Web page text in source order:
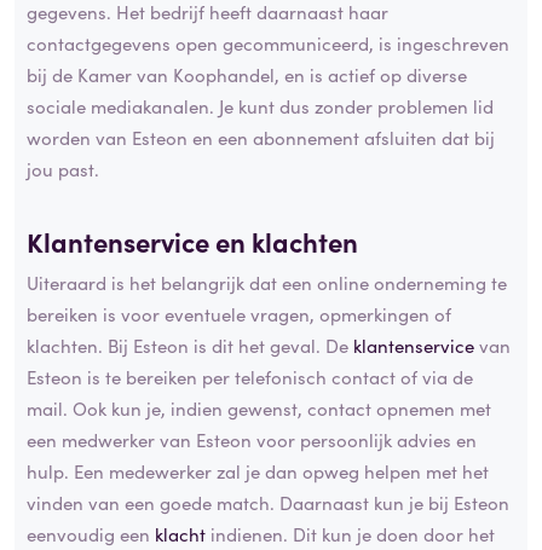
gegevens. Het bedrijf heeft daarnaast haar
contactgegevens open gecommuniceerd, is ingeschreven
bij de Kamer van Koophandel, en is actief op diverse
sociale mediakanalen. Je kunt dus zonder problemen lid
worden van Esteon en een abonnement afsluiten dat bij
jou past.
Klantenservice en klachten
Uiteraard is het belangrijk dat een online onderneming te
bereiken is voor eventuele vragen, opmerkingen of
klachten. Bij Esteon is dit het geval. De klantenservicevan
Esteon is te bereiken per telefonisch contact of via de
mail. Ook kun je, indien gewenst, contact opnemen met
een medwerker van Esteon voor persoonlijk advies en
hulp. Een medewerker zal je dan opweg helpen met het
vinden van een goede match. Daarnaast kun je bij Esteon
eenvoudig een klacht indienen. Dit kun je doen door het